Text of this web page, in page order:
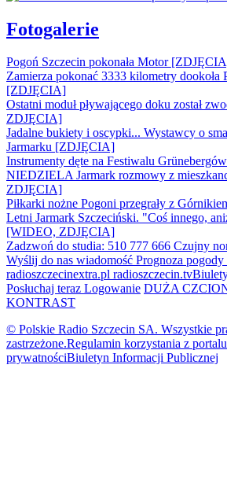
Fotogalerie
Pogoń Szczecin pokonała Motor
Zamierza pokonać 3333 kilometry dookoła
[ZDJĘCIA]
Ostatni moduł pływającego doku został
ZDJĘCIA]
Jadalne bukiety i oscypki... Wystawcy o
Jarmarku [ZDJĘCIA]
Instrumenty dęte na Festiwalu
NIEDZIELA Jarmark rozmowy z
ZDJĘCIA]
Piłkarki nożne Pogoni przegrały z
Letni Jarmark Szczeciński. "Coś innego,
[WIDEO, ZDJĘCIA]
Zadzwoń do studia: 510 777 666 Czujny
Wyślij do nas wiadomość Prognoza pogody
radioszczecinextra.pl radioszczecin.tv
Posłuchaj teraz Logowanie DUŻA
KONTRAST
© Polskie Radio Szczecin SA. Wszystkie
zastrzeżone.Regulamin korzystania z portalu
prywatnościBiuletyn Informacji Publicznej